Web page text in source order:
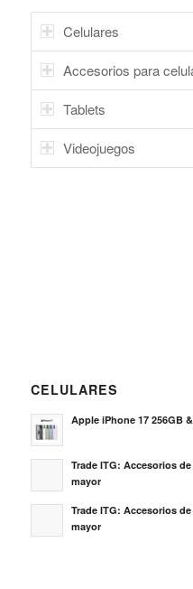
Celulares
Accesorios para
Tablets
Videojuegos
CELULARES
Apple iPhone 17 256GB
Trade ITG: Accesorios
mayor
Trade ITG: Accesorios
mayor